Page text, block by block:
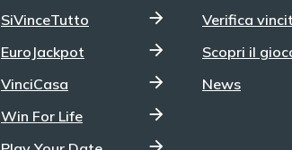
SiVinceTutto
EuroJackpot
VinciCasa
Win For Life
Verifica
Scopri il
News